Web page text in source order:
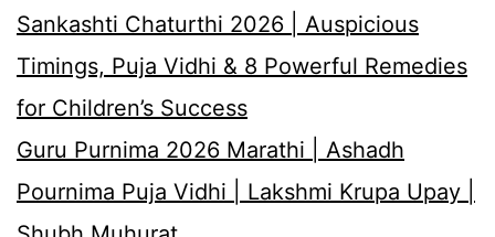
Sankashti Chaturthi 2026 | Auspicious
Timings, Puja Vidhi & 8 Powerful Remedies
for Children’s Success
Guru Purnima 2026 Marathi | Ashadh
Pournima Puja Vidhi | Lakshmi Krupa Upay |